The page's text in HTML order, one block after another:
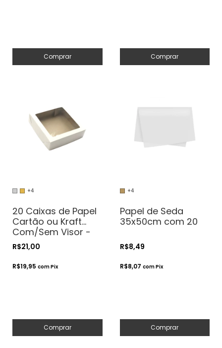
Comprar Comprar
+4
20 Caixas de Papel
Cartão ou Kraft
Com/Sem Visor -
15x15x4- Para
Presentes.
Cosméticos ou
Artesanatos
R$21,00
R$19,95 comPix
Comprar
+4
Papel de Seda
35x50cm com 20
R$8,49
R$8,07 comPix
Comprar